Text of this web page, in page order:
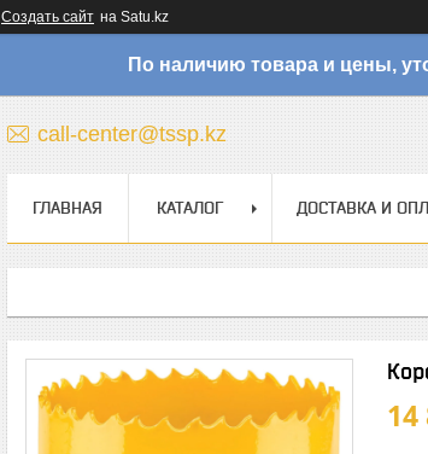
Создать сайт на Satu.kz
По наличию товара и цены,
call-center@tssp.kz
ГЛАВНАЯ КАТАЛОГ ДОСТАВКА И
14